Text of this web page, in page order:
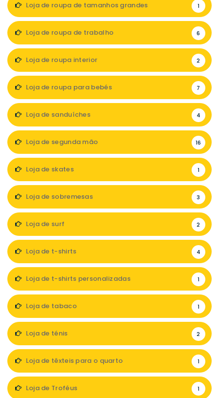
Loja de roupa de tamanhos grandes 1
Loja de roupa de trabalho 6
Loja de roupa interior 2
Loja de roupa para bebés 7
Loja de sanduíches 4
Loja de segunda mão 16
Loja de skates 1
Loja de sobremesas 3
Loja de surf 2
Loja de t-shirts 4
Loja de t-shirts personalizadas 1
Loja de tabaco 1
Loja de ténis 2
Loja de têxteis para o quarto 1
Loja de Troféus 1